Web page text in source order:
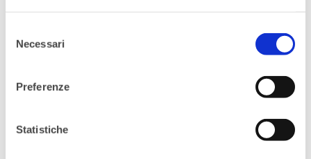
delNecessari
Preferenze
Statistiche